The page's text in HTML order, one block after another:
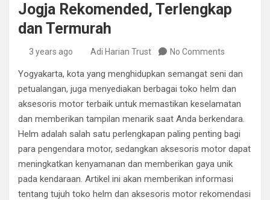
Jogja Rekomended, Terlengkap
dan Termurah
3 years ago Adi Harian Trust No Comments
Yogyakarta, kota yang menghidupkan semangat seni dan
petualangan, juga menyediakan berbagai toko helm dan
aksesoris motor terbaik untuk memastikan keselamatan
dan memberikan tampilan menarik saat Anda berkendara.
Helm adalah salah satu perlengkapan paling penting bagi
para pengendara motor, sedangkan aksesoris motor dapat
meningkatkan kenyamanan dan memberikan gaya unik
pada kendaraan. Artikel ini akan memberikan informasi
tentang tujuh toko helm dan aksesoris motor rekomendasi